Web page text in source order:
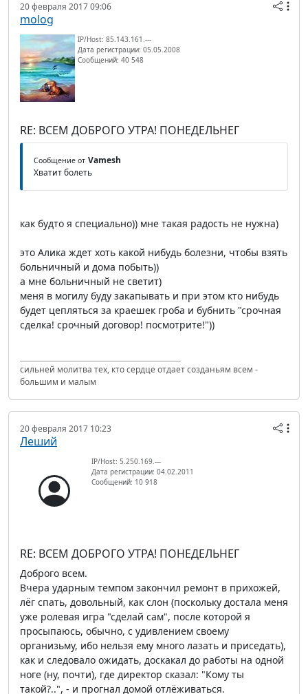
20 февраля 2017 09:06
molog
IP/Host: 85.143.161.---
Дата регистрации: 05.05.2008
Сообщений: 40 548
RE: ВСЕМ ДОБРОГО УТРА! ПОНЕДЕЛЬНЕГ
Сообщение от Vamesh
Хватит болеть
как будто я специально)) мне такая радость не нужна)
это Алика ждет хоть какой нибудь болезни, чтобы взять
больничный и дома побыть))
а мне больничный не светит)
меня в могилу буду закапывать и при этом кто нибудь
будет цепляться за краешек гроба и бубнить "срочная
сделка! срочный договор! посмотрите!"))
сильней молитва тех, кто сердце отдает созданьям всем -
большим и малым
20 февраля 2017 10:23
Леший
IP/Host: 5.250.169.---
Дата регистрации: 04.02.2011
Сообщений: 10 918
RE: ВСЕМ ДОБРОГО УТРА! ПОНЕДЕЛЬНЕГ
Доброго всем.
Вчера ударным темпом закончил ремонт в прихожей,
лёг спать, довольный, как слон (поскольку достала меня
уже ролевая игра "сделай сам", после которой я
просыпаюсь, обычно, с удивлением своему
организьму, ибо нельзя ему много лазать и приседать),
как и следовало ожидать, доскакал до работы на одной
ноге (ну, почти), где директор сказал: "Кому ты
такой?..", - и прогнал домой отлёживаться.